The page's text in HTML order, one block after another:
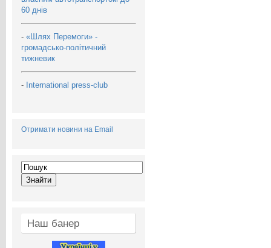
60 днів
- «Шлях Перемоги» -
громадсько-політичний
тижневик
- International press-club
Отримати новини на Email
Наш банер